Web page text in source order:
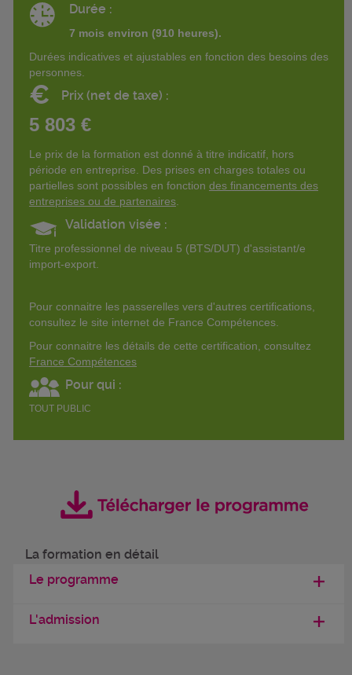
Durée :
7 mois environ (910 heures).
Durées indicatives et ajustables en fonction des besoins des
personnes.
€ Prix (net de taxe) :
5 803 €
Le prix de la formation est donné à titre indicatif, hors
période en entreprise. Des prises en charges totales ou
partielles sont possibles en fonction des financements des
entreprises ou de partenaires
Validation visée :
Titre professionnel de niveau 5 (BTS/DUT) d'assistant/e
import-export.
Pour connaitre les passerelles vers d'autres certifications,
consultez le site internet de France Compétences.
Pour connaitre les détails de cette certification, consultez
France Compétences
Pour qui :
TOUT PUBLIC
La formation en détail
Le programme
L'admission